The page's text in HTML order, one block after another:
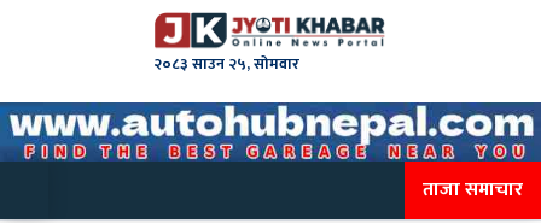
२०८३ साउन २५, सोमवार
ताजा समाचार